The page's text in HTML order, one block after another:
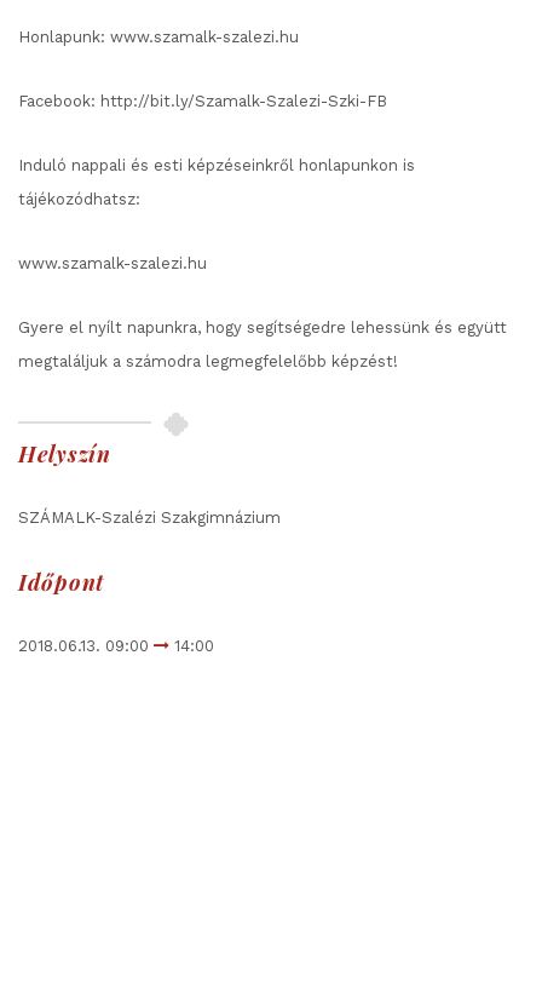
Honlapunk: www.szamalk-szalezi.hu
Facebook: http://bit.ly/Szamalk-Szalezi-Szki-FB
Induló nappali és esti képzéseinkről honlapunkon is
tájékozódhatsz:
www.szamalk-szalezi.hu
Gyere el nyílt napunkra, hogy segítségedre lehessünk és együtt
megtaláljuk a számodra legmegfelelőbb képzést!
Helyszín
SZÁMALK-Szalézi Szakgimnázium
Időpont
2018.06.13. 09:00 14:00